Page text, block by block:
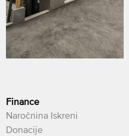
Finance
Naročnina Iskreni
Donacije